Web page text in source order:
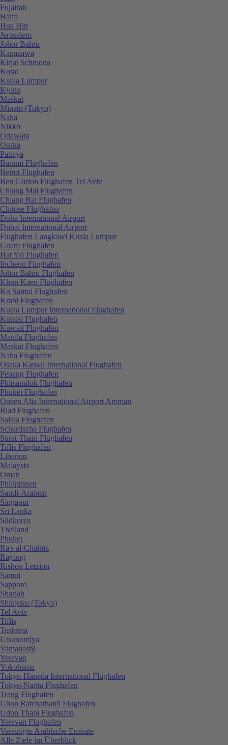
Fujairah
Haifa
Hua Hin
Jerusalem
Johor Bahru
Kanazawa
Kirjat Schmona
Korat
Kuala Lumpur
Kyoto
Maskat
Minato (Tokyo)
Naha
Nikko
Odawara
Osaka
Pattaya
Batumi Flughafen
Beirut Flughafen
Ben Gurion Flughafen Tel Aviv
Chiang Mai Flughafen
Chiang Rai Flughafen
Chitose Flughafen
Doha International Airport
Dubai International Airport
Flughafen Langkawi Kuala Lumpur
Guam Flughafen
Hat Yai Flughafen
Incheon Flughafen
Johor Bahru Flughafen
Khon Kaen Flughafen
Ko Samui Flughafen
Krabi Flughafen
Kuala Lumpur International Flughafen
Kutaisi Flughafen
Kuwait Flughafen
Manila Flughafen
Maskat Flughafen
Naha Flughafen
Osaka Kansai International Flughafen
Penang Flughafen
Phitsanulok Flughafen
Phuket Flughafen
Queen Alia International Airport Amman
Riad Flughafen
Salala Flughafen
Schardscha Flughafen
Surat Thani Flughafen
Tiflis Flughafen
Libanon
Malaysia
Oman
Philippinen
Saudi-Arabien
Singapur
Sri Lanka
Südkorea
Thailand
Phuket
Ra's al-Chaima
Rayong
Rishon Letzion
Samui
Sapporo
Sharjah
Shinjuku (Tokyo)
Tel Aviv
Tiflis
Toshima
Utsunomiya
Yamanashi
Yerevan
Yokohama
Tokyo-Haneda International Flughafen
Tokyo-Narita Flughafen
Trang Flughafen
Ubon Ratchathanii Flughafen
Udon Thani Flughafen
Yerevan Flughafen
Vereinigte Arabische Emirate
Alle Ziele im Überblick